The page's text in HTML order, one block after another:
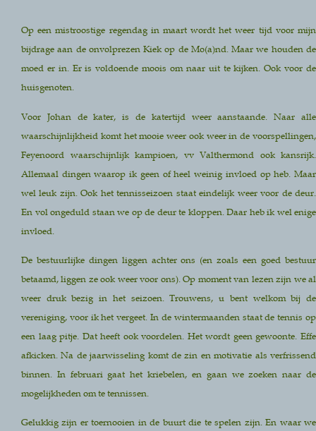
Op een mistroostige regendag in maart wordt het weer tijd voor mijn
bijdrage aan de onvolprezen Kiek op de Mo(a)nd. Maar we houden de
moed er in. Er is voldoende moois om naar uit te kijken. Ook voor de
huisgenoten.
Voor Johan de kater, is de katertijd weer aanstaande. Naar alle
waarschijnlijkheid komt het mooie weer ook weer in de voorspellingen,
Feyenoord waarschijnlijk kampioen, vv Valthermond ook kansrijk.
Allemaal dingen waarop ik geen of heel weinig invloed op heb. Maar
wel leuk zijn. Ook het tennisseizoen staat eindelijk weer voor de deur.
En vol ongeduld staan we op de deur te kloppen. Daar heb ik wel enige
invloed.
De bestuurlijke dingen liggen achter ons (en zoals een goed bestuur
betaamd, liggen ze ook weer voor ons). Op moment van lezen zijn we al
weer druk bezig in het seizoen. Trouwens, u bent welkom bij de
vereniging, voor ik het vergeet. In de wintermaanden staat de tennis op
een laag pitje. Dat heeft ook voordelen. Het wordt geen gewoonte. Effe
afkicken. Na de jaarwisseling komt de zin en motivatie als verfrissend
binnen. In februari gaat het kriebelen, en gaan we zoeken naar de
mogelijkheden om te tennissen.
Gelukkig zijn er toernooien in de buurt die te spelen zijn. En waar we